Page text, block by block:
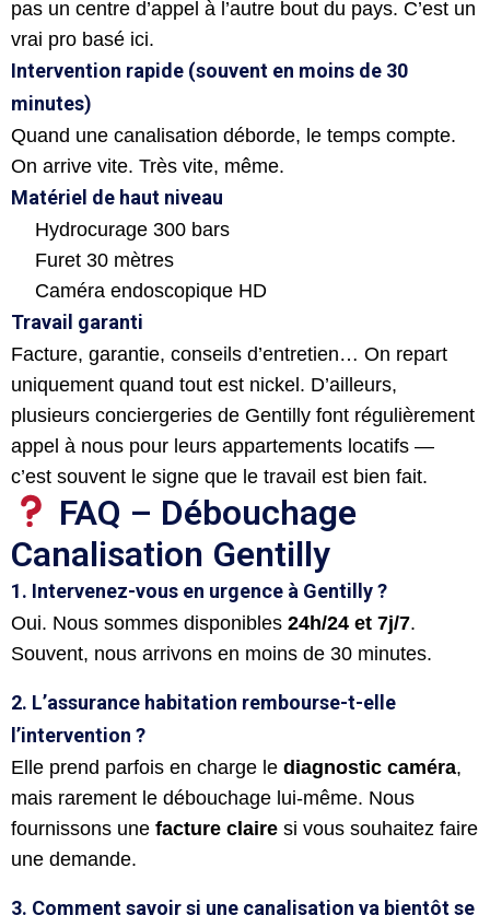
pas un centre d’appel à l’autre bout du pays. C’est un
vrai pro basé ici.
Intervention rapide (souvent en moins de 30
minutes)
Quand une canalisation déborde, le temps compte.
On arrive vite. Très vite, même.
Matériel de haut niveau
Hydrocurage 300 bars
Furet 30 mètres
Caméra endoscopique HD
Travail garanti
Facture, garantie, conseils d’entretien… On repart
uniquement quand tout est nickel. D’ailleurs,
plusieurs conciergeries de Gentilly font régulièrement
appel à nous pour leurs appartements locatifs —
c’est souvent le signe que le travail est bien fait.
FAQ – Débouchage
Canalisation Gentilly
1. Intervenez-vous en urgence à Gentilly ?
Oui. Nous sommes disponibles 24h/24 et 7j/7.
Souvent, nous arrivons en moins de 30 minutes.
2. L’assurance habitation rembourse-t-elle
l’intervention ?
Elle prend parfois en charge le diagnostic caméra,
mais rarement le débouchage lui-même. Nous
fournissons une facture claire si vous souhaitez faire
une demande.
3. Comment savoir si une canalisation va bientôt se